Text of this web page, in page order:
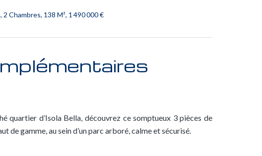
Chambres, 138 M², 1 490 000 €
quartier d’Isola Bella, découvrez ce somptueux 3 pièces de
de gamme, au sein d’un parc arboré, calme et sécurisé.